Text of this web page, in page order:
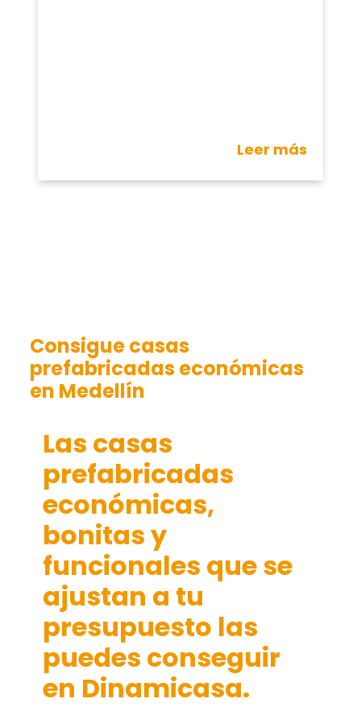
Leer más
Consigue casas
prefabricadas económicas
en Medellín
Las casas
prefabricadas
económicas,
bonitas y
funcionales que se
ajustan a tu
presupuesto las
puedes conseguir
en Dinamicasa.